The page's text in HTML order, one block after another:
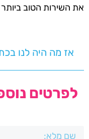
את השירות הטוב
אז מה היה לנו
לפרטים